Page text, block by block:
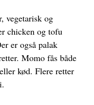
vegetarisk og
chicken og tofu
er også palak
Momo fås både
kød. Flere retter